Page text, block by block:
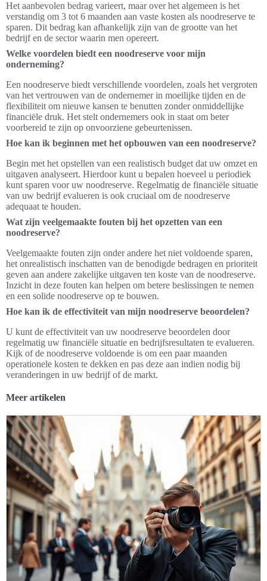
Het aanbevolen bedrag varieert, maar over het algemeen is het
verstandig om 3 tot 6 maanden aan vaste kosten als noodreserve te
sparen. Dit bedrag kan afhankelijk zijn van de grootte van het
bedrijf en de sector waarin men opereert.
Welke voordelen biedt een noodreserve voor mijn
onderneming?
Een noodreserve biedt verschillende voordelen, zoals het vergroten
van het vertrouwen van de ondernemer in moeilijke tijden en de
flexibiliteit om nieuwe kansen te benutten zonder onmiddellijke
financiële druk. Het stelt ondernemers ook in staat om beter
voorbereid te zijn op onvoorziene gebeurtenissen.
Hoe kan ik beginnen met het opbouwen van een noodreserve?
Begin met het opstellen van een realistisch budget dat uw omzet en
uitgaven analyseert. Hierdoor kunt u bepalen hoeveel u periodiek
kunt sparen voor uw noodreserve. Regelmatig de financiële situatie
van uw bedrijf evalueren is ook cruciaal om de noodreserve
adequaat te houden.
Wat zijn veelgemaakte fouten bij het opzetten van een
noodreserve?
Veelgemaakte fouten zijn onder andere het niet voldoende sparen,
het onrealistisch inschatten van de benodigde bedragen en prioriteit
geven aan andere zakelijke uitgaven ten koste van de noodreserve.
Inzicht in deze fouten kan helpen om betere beslissingen te nemen
en een solide noodreserve op te bouwen.
Hoe kan ik de effectiviteit van mijn noodreserve beoordelen?
U kunt de effectiviteit van uw noodreserve beoordelen door
regelmatig uw financiële situatie en bedrijfsresultaten te evalueren.
Kijk of de noodreserve voldoende is om een paar maanden
operationele kosten te dekken en pas deze aan indien nodig bij
veranderingen in uw bedrijf of de markt.
Meer artikelen